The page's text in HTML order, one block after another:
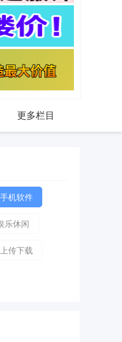
更多栏目
手机软件
乐休闲
上传下载